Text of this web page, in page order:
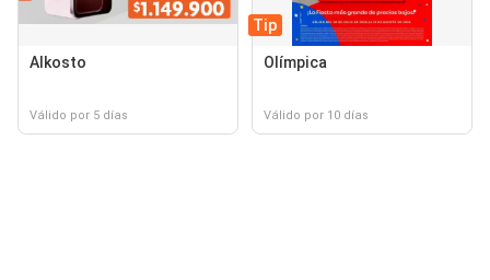
Alkosto
Válido por 5 días
Tip
Olímpica
Válido por 10 días